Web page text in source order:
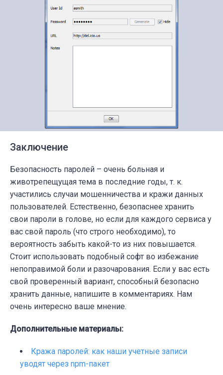
Заключение
Безопасность паролей – очень больная и
животрепещущая тема в последние годы, т. к.
участились случаи мошенничества и кражи данных
пользователей. Естественно, безопаснее хранить
свои пароли в голове, но если для каждого сервиса у
вас свой пароль (что строго необходимо), то
вероятность забыть какой-то из них повышается.
Стоит использовать подобный софт во избежание
непоправимой боли и разочарования. Если у вас есть
свой проверенный вариант, способный безопасно
хранить данные, напишите в комментариях. Нам
очень интересно ваше мнение.
Дополнительные материалы:
Кража паролей: как наши учетные записи
уводят через npm-пакет